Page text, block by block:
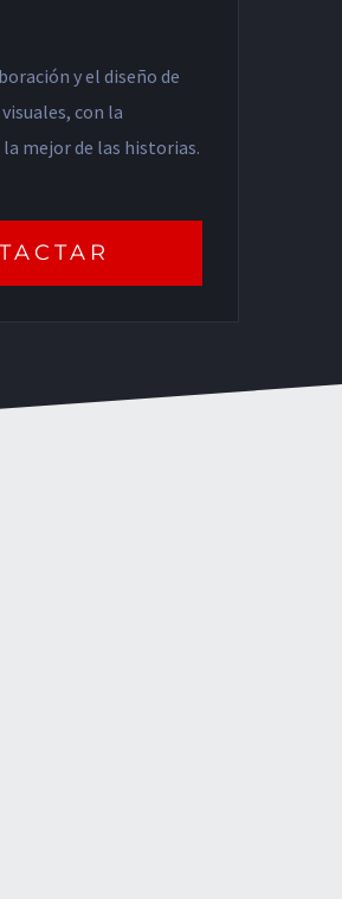
y el diseño de
con la
mejor de las historias.